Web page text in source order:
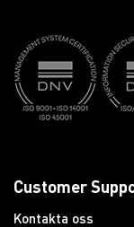
Customer
Kontakta oss